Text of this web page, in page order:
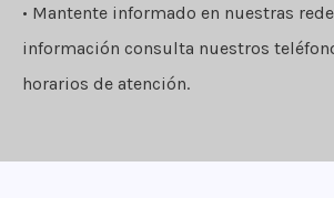
• Mantente informado en nuestras
información consulta nuestros
horarios de atención.